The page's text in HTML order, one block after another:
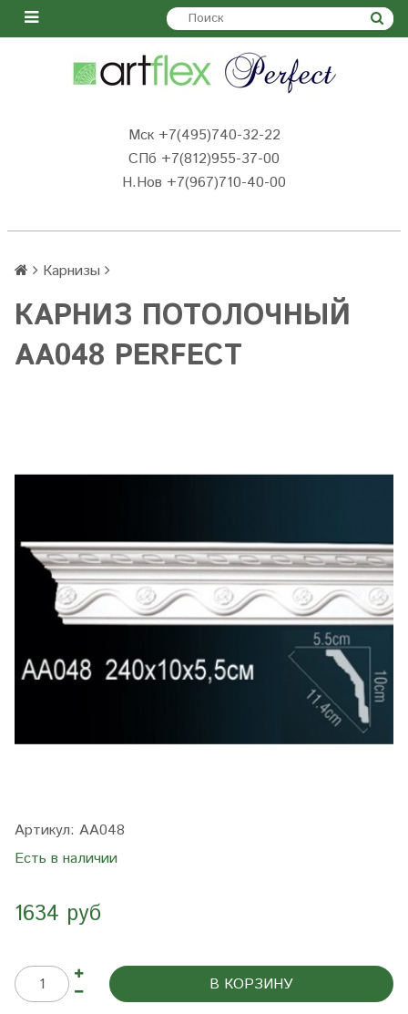
Мск +7(495)740-32-22
СПб +7(812)955-37-00
Н.Нов +7(967)710-40-00
Карнизы
КАРНИЗ ПОТОЛОЧНЫЙ
AA048 PERFECT
Артикул: AA048
Есть в наличии
1634 руб
В КОРЗИНУ